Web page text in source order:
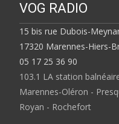
VOG RADIO
15 bis rue Dubois-
17320 Marennes-Hiers-
05 17 25 36 90
103.1 LA station
Marennes-Oléron -
Royan - Rochefort